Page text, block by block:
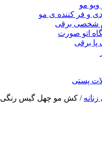
ویو مو
و فر کننده ی مو
شخصی برقی
اتو صورت
برقی
پستی
/ کش مو چهل گیس رنگی